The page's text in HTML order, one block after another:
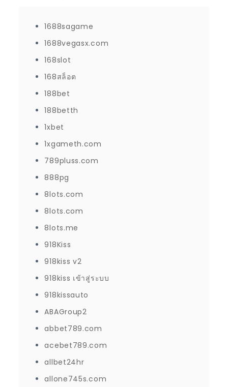
1688sagame
1688vegasx.com
168slot
168สล็อต
188bet
188betth
1xbet
1xgameth.com
789pluss.com
888pg
8lots.com
8lots.com
8lots.me
918Kiss
918kiss v2
918kiss เข้าสู่ระบบ
918kissauto
ABAGroup2
abbet789.com
acebet789.com
allbet24hr
allone745s.com